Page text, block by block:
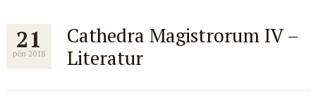
21
pén 2018
Cathedra Magistrorum IV –
Literatur